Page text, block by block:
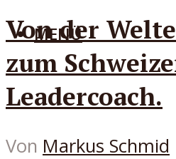
MENÜ
Von der
zum
Leadercoach.
Von Markus Schmid